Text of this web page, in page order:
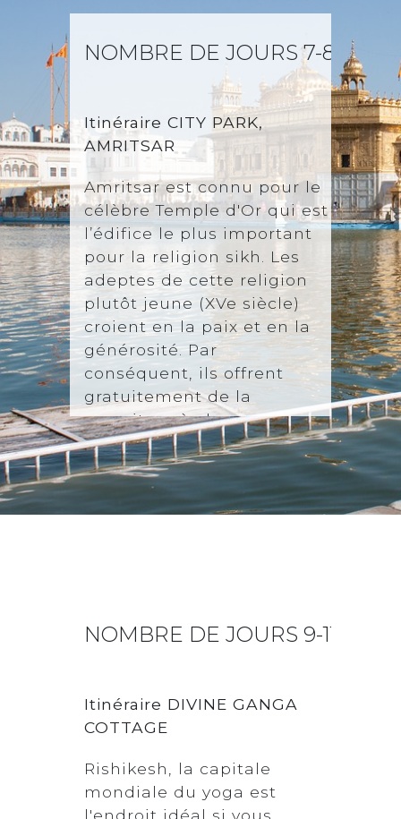
NOMBRE DE JOURS 7-8
ItinéraireCITY PARK,
AMRITSAR
Amritsar est connu pour le
célèbre Temple d'Or qui est
l’édifice le plus important
pour la religion sikh. Les
adeptes de cette religion
plutôt jeune (XVe siècle)
croient en la paix et en la
générosité. Par
conséquent, ils offrent
gratuitement de la
nourriture à chaque
visiteur sans distinction de
foi, de religion ou d'origine.
NOMBRE DE JOURS 9-11
Itinéraire DIVINE GANGA
COTTAGE
Rishikesh, la capitale
mondiale du yoga est
l'endroit idéal si vous